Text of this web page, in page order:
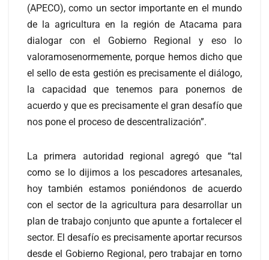
(APECO), como un sector importante en el mundo
de la agricultura en la región de Atacama para
dialogar con el Gobierno Regional y eso lo
valoramosenormemente, porque hemos dicho que
el sello de esta gestión es precisamente el diálogo,
la capacidad que tenemos para ponernos de
acuerdo y que es precisamente el gran desafío que
nos pone el proceso de descentralización”.
La primera autoridad regional agregó que “tal
como se lo dijimos a los pescadores artesanales,
hoy también estamos poniéndonos de acuerdo
con el sector de la agricultura para desarrollar un
plan de trabajo conjunto que apunte a fortalecer el
sector. El desafío es precisamente aportar recursos
desde el Gobierno Regional, pero trabajar en torno